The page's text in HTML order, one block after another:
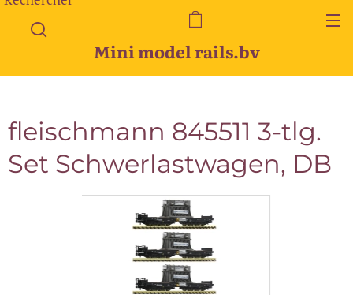
Mini model rails.bv
fleischmann 845511 3-tlg.
Set Schwerlastwagen, DB